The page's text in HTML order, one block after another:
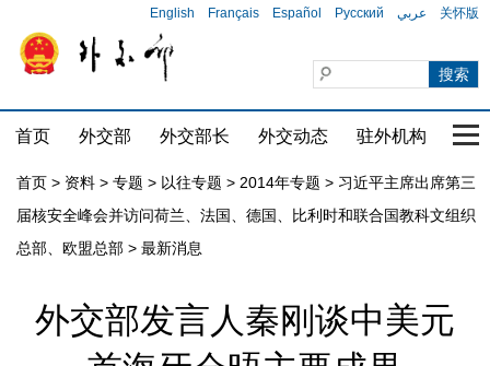
English Français Español Русский عربي 关怀版
首页 外交部 外交部长 外交动态 驻外机构 国
首页 > 资料 > 专题 > 以往专题 > 2014年专题 > 习近平主席出席第三
届核安全峰会并访问荷兰、法国、德国、比利时和联合国教科文组织
总部、欧盟总部 > 最新消息
外交部发言人秦刚谈中美元